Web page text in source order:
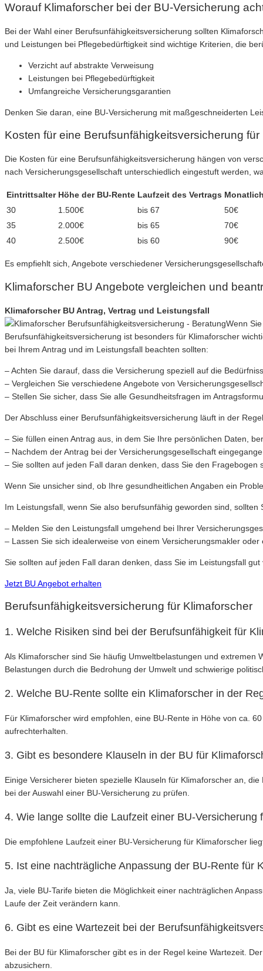
Worauf Klimaforscher bei der BU-Versicherung
Bei der Wahl einer Berufsunfähigkeitsversicherung sollten
und Leistungen bei Pflegebedürftigkeit sind wichtige Kriterien, die
Verzicht auf abstrakte Verweisung
Leistungen bei Pflegebedürftigkeit
Umfangreiche Versicherungsgarantien
Denken Sie daran, eine BU-Versicherung mit maßgeschneiderten
Kosten für eine Berufsunfähigkeitsversicherung für
Die Kosten für eine Berufsunfähigkeitsversicherung hängen von
nach Versicherungsgesellschaft unterschiedlich eingestuft werden,
Eintrittsalter Höhe der BU-Rente Laufzeit des Vertrags
30
1.500€ bis 67
50€
35
2.000€ bis 65
70€
40
2.500€ bis 60 90€
Es empfiehlt sich, Angebote verschiedener
Klimaforscher BU Angebote vergleichen und
Klimaforscher BU Antrag, Vertrag und Leistungsfall
Wenn
Berufsunfähigkeitsversicherung ist besonders für Klimaforscher
bei Ihrem Antrag und im Leistungsfall beachten sollten:
– Achten Sie darauf, dass die Versicherung speziell auf die
– Vergleichen Sie verschiedene Angebote von
– Stellen Sie sicher, dass Sie alle Gesundheitsfragen im
Der Abschluss einer Berufsunfähigkeitsversicherung läuft in der
– Sie füllen einen Antrag aus, in dem Sie Ihre persönlichen Daten,
– Nachdem der Antrag bei der Versicherungsgesellschaft
– Sie sollten auf jeden Fall daran denken, dass Sie den
Wenn Sie unsicher sind, ob Ihre gesundheitlichen Angaben ein
Im Leistungsfall, wenn Sie also berufsunfähig geworden sind, sollten
– Melden Sie den Leistungsfall umgehend bei Ihrer
– Lassen Sie sich idealerweise von einem Versicherungsmakler
Sie sollten auf jeden Fall daran denken, dass Sie im Leistungsfall
Jetzt BU Angebot erhalten
Berufsunfähigkeitsversicherung für Klimaforscher
1. Welche Risiken sind bei der Berufsunfähigkeit für
Als Klimaforscher sind Sie häufig Umweltbelastungen und
Belastungen durch die Bedrohung der Umwelt und schwierige
2. Welche BU-Rente sollte ein Klimaforscher in der
Für Klimaforscher wird empfohlen, eine BU-Rente in Höhe von ca.
aufrechterhalten.
3. Gibt es besondere Klauseln in der BU für
Einige Versicherer bieten spezielle Klauseln für Klimaforscher an,
bei der Auswahl einer BU-Versicherung zu prüfen.
4. Wie lange sollte die Laufzeit einer BU-Versicherung
Die empfohlene Laufzeit einer BU-Versicherung für Klimaforscher
5. Ist eine nachträgliche Anpassung der BU-Rente für
Ja, viele BU-Tarife bieten die Möglichkeit einer nachträglichen
Laufe der Zeit verändern kann.
6. Gibt es eine Wartezeit bei der
Bei der BU für Klimaforscher gibt es in der Regel keine Wartezeit.
abzusichern.